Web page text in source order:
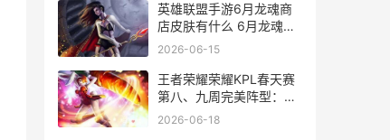
英雄联盟手游6月龙魂商
店皮肤有什么 6月龙魂商
店皮肤介绍
2026-06-15
王者荣耀荣耀KPL春天赛
第八、九周完美阵型：武
汉ES四人上榜 王者荣耀
2026-06-18